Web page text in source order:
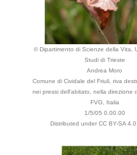
© Dipartimento di Scienze della Vita,
Studi di Trieste
Andrea Moro
Comune di Cividale del Friuli, riva
nei pressi dell'abitato, nella direzione
FVG, Italia
1/5/05 0.00.00
Distributed under CC BY-SA